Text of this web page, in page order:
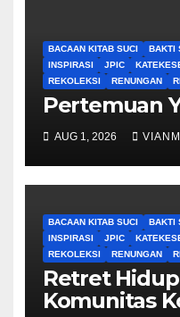
BACAAN KITAB SUCI BAKTI
INSPIRASI
JPIC
REKOLEKSI
RENUNGAN
Pertemuan
AUG 1, 2026
BACAAN KITAB SUCI BAKTI
INSPIRASI
JPIC
REKOLEKSI
RENUNGAN
Retret
Komunitas